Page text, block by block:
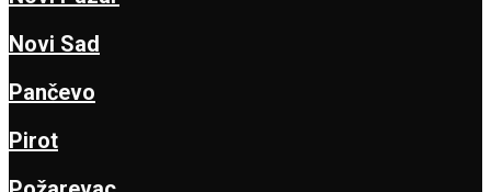
Novi Sad
Pančevo
Pirot